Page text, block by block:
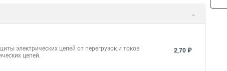
электрических цепей от перегрузок и токов
цепей.
2,70 ₽